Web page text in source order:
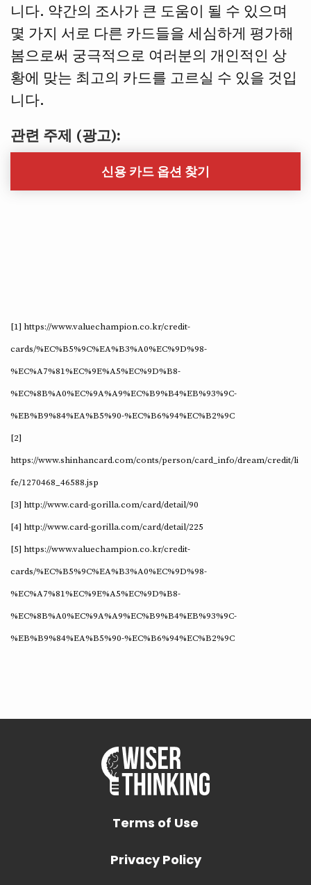
니다. 약간의 조사가 큰 도움이 될 수 있으며
몇 가지 서로 다른 카드들을 세심하게 평가해
봄으로써 궁극적으로 여러분의 개인적인 상
황에 맞는 최고의 카드를 고르실 수 있을 것입
니다.
관련 주제 (광고):
신용 카드 옵션 찾기
[1] https://www.valuechampion.co.kr/credit-
cards/%EC%B5%9C%EA%B3%A0%EC%9D%98-
%EC%A7%81%EC%9E%A5%EC%9D%B8-
%EC%8B%A0%EC%9A%A9%EC%B9%B4%EB%93%9C-
%EB%B9%84%EA%B5%90-%EC%B6%94%EC%B2%9C
[2]
https://www.shinhancard.com/conts/person/card_info/dream/credit/li
fe/1270468_46588.jsp
[3] http://www.card-gorilla.com/card/detail/90
[4] http://www.card-gorilla.com/card/detail/225
[5] https://www.valuechampion.co.kr/credit-
cards/%EC%B5%9C%EA%B3%A0%EC%9D%98-
%EC%A7%81%EC%9E%A5%EC%9D%B8-
%EC%8B%A0%EC%9A%A9%EC%B9%B4%EB%93%9C-
%EB%B9%84%EA%B5%90-%EC%B6%94%EC%B2%9C
Terms of Use
Privacy Policy